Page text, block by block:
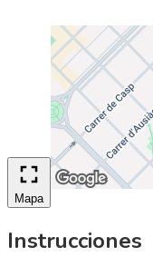
Mapa
Instrucciones